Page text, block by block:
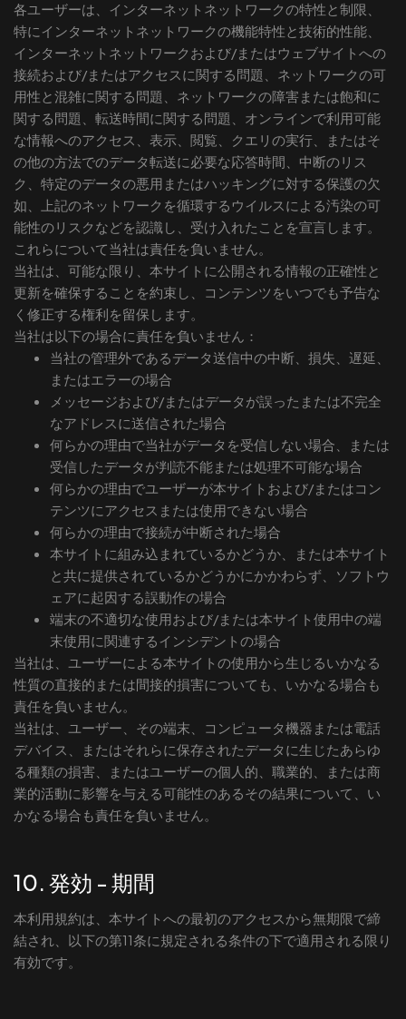
各ユーザーは、インターネットネットワークの特性と制限、
特にインターネットネットワークの機能特性と技術的性能、
インターネットネットワークおよび/またはウェブサイトへの
接続および/またはアクセスに関する問題、ネットワークの可
用性と混雑に関する問題、ネットワークの障害または飽和に
関する問題、転送時間に関する問題、オンラインで利用可能
な情報へのアクセス、表示、閲覧、クエリの実行、またはそ
の他の方法でのデータ転送に必要な応答時間、中断のリス
ク、特定のデータの悪用またはハッキングに対する保護の欠
如、上記のネットワークを循環するウイルスによる汚染の可
能性のリスクなどを認識し、受け入れたことを宣言します。
これらについて当社は責任を負いません。
当社は、可能な限り、本サイトに公開される情報の正確性と
更新を確保することを約束し、コンテンツをいつでも予告な
く修正する権利を留保します。
当社は以下の場合に責任を負いません：
当社の管理外であるデータ送信中の中断、損失、遅延、
またはエラーの場合
メッセージおよび/またはデータが誤ったまたは不完全
なアドレスに送信された場合
何らかの理由で当社がデータを受信しない場合、または
受信したデータが判読不能または処理不可能な場合
何らかの理由でユーザーが本サイトおよび/またはコン
テンツにアクセスまたは使用できない場合
何らかの理由で接続が中断された場合
本サイトに組み込まれているかどうか、または本サイト
と共に提供されているかどうかにかかわらず、ソフトウ
ェアに起因する誤動作の場合
端末の不適切な使用および/または本サイト使用中の端
末使用に関連するインシデントの場合
当社は、ユーザーによる本サイトの使用から生じるいかなる
性質の直接的または間接的損害についても、いかなる場合も
責任を負いません。
当社は、ユーザー、その端末、コンピュータ機器または電話
デバイス、またはそれらに保存されたデータに生じたあらゆ
る種類の損害、またはユーザーの個人的、職業的、または商
業的活動に影響を与える可能性のあるその結果について、い
かなる場合も責任を負いません。
10. 発効 - 期間
本利用規約は、本サイトへの最初のアクセスから無期限で締
結され、以下の第11条に規定される条件の下で適用される限り
有効です。